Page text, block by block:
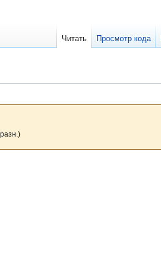
Читать Просмотр кода